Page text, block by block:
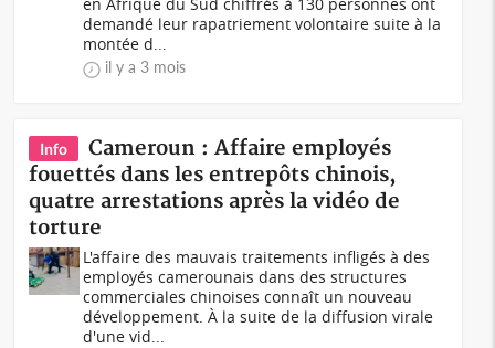
demandé leur rapatriement volontaire suite à la
montée d...
il y a 3 mois
Info
Cameroun : Affaire employés
fouettés dans les entrepôts chinois,
quatre arrestations après la vidéo de
torture
L'affaire des mauvais traitements infligés à des
employés camerounais dans des structures
commerciales chinoises connaît un nouveau
développement. À la suite de la diffusion virale
d'une vid...